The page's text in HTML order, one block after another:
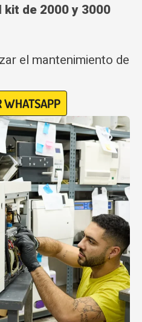
kit de 2000 y 3000
el mantenimiento de
WHATSAPP